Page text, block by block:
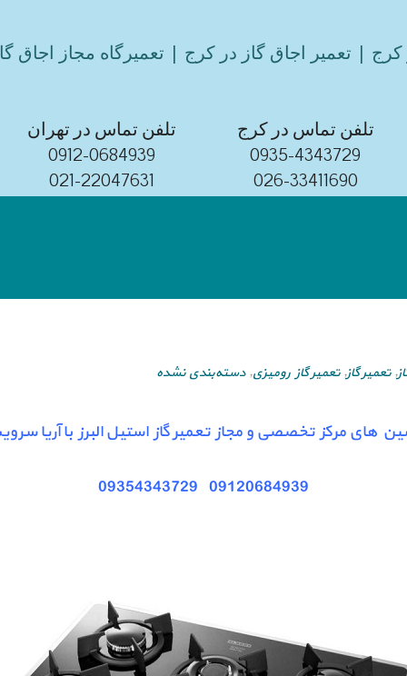
| تعمیر اجاق گاز در کرج | تعمیرگاه مجاز اجاق
تلفن تماس در تهران
0912-0684939
021-22047631
تلفن تماس در کرج
0935-4343729
026-33411690
,تعمیر گاز,تعمیر گاز رومیزی,دسته‌بندی نشده
های مرکز تخصصی و مجاز تعمیر گاز استیل البرز با آریا
09120684939
09354343729